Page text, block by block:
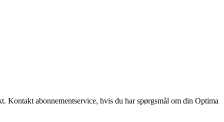
Kontakt abonnementservice, hvis du har spørgsmål om din Optima